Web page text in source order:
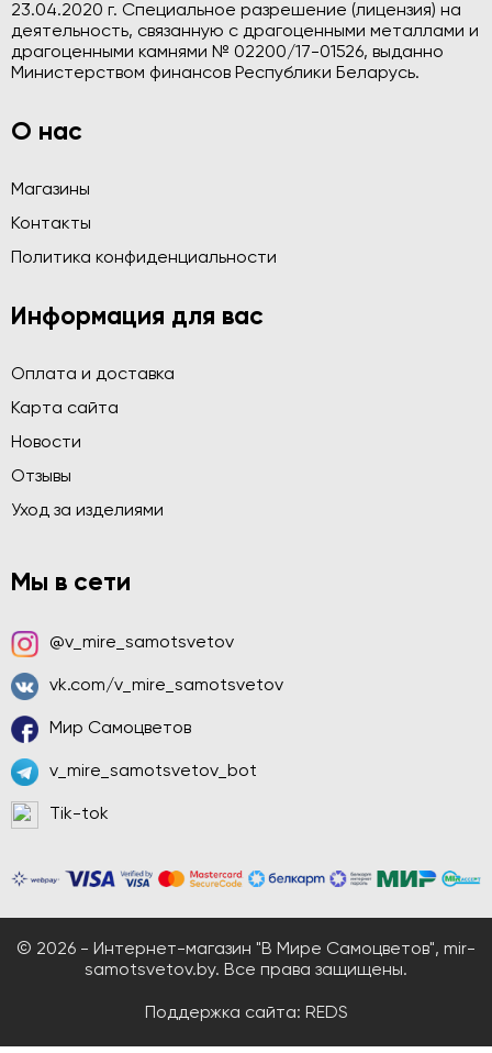
23.04.2020 г. Специальное разрешение (лицензия) на
деятельность, связанную с драгоценными металлами и
драгоценными камнями № 02200/17-01526, выданно
Министерством финансов Республики Беларусь.
О нас
Магазины
Контакты
Политика конфиденциальности
Информация для вас
Оплата и доставка
Карта сайта
Новости
Отзывы
Уход за изделиями
Мы в сети
@v_mire_samotsvetov
vk.com/v_mire_samotsvetov
Мир Самоцветов
v_mire_samotsvetov_bot
Tik-tok
© 2026 - Интернет-магазин "В Мире Самоцветов", mir-
samotsvetov.by. Все права защищены.
Поддержка сайта: REDS